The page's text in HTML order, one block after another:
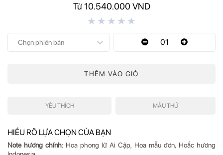
Từ 10.540.000 VND
Chọn phiên bản 01
THÊM VÀO GIỎ
YÊU THÍCH MẪU THỬ
HIỂU RÕ LỰA CHỌN CỦA BẠN
Note hương chính: Hoa phong lữ Ai Cập, Hoa mẫu đơn, Hoắc hương